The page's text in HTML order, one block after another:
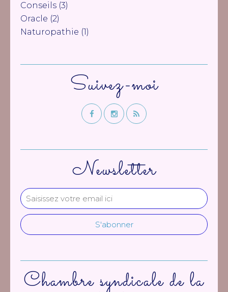
Newsletter
Conseils (3)
Oracle (2)
Naturopathie (1)
Suivez-moi
Chambre syndicale de la